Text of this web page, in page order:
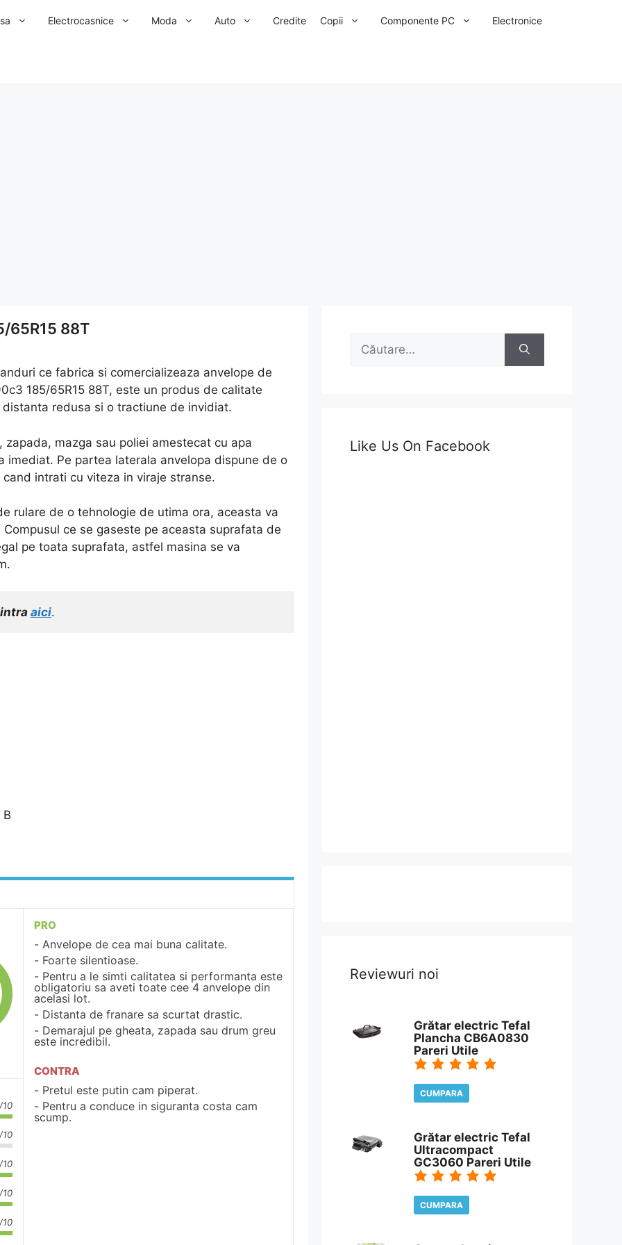
Electrocasnice Moda Auto Credite Copii Componente PC Electronice
65R15 88T
ce fabrica si comercializeaza anvelope de
185/65R15 88T, este un produs de calitate
redusa si o tractiune de invidiat.
mazga sau poliei amestecat cu apa
Pe partea laterala anvelopa dispune de o
intrati cu viteza in viraje stranse.
rulare de o tehnologie de utima ora, aceasta va
ce se gaseste pe aceasta suprafata de
pe toata suprafata, astfel masina se va
aici.
10
10
10
10
PRO
Anvelope de cea mai buna calitate.
Foarte silentioase.
Pentru a le simti calitatea si performanta este
obligatoriu sa aveti toate cee 4 anvelope din
acelasi lot.
Distanta de franare sa scurtat drastic.
Demarajul pe gheata, zapada sau drum greu
este incredibil.
CONTRA
Pretul este putin cam piperat.
Pentru a conduce in siguranta costa cam
scump.
Caută
Like Us On Facebook
Reviewuri noi
Grătar electric Tefal
Plancha CB6A0830
Pareri Utile
CUMPARA
Grătar electric Tefal
Ultracompact
GC3060 Pareri Utile
CUMPARA